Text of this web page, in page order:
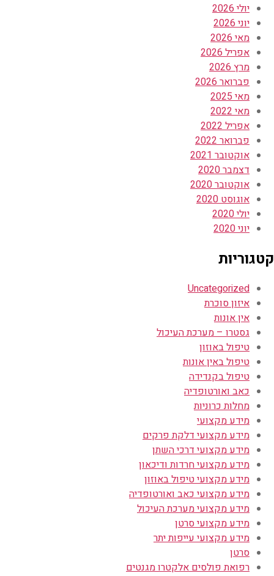
יולי 2026
יוני 2026
מאי 2026
אפריל 2026
מרץ 2026
פברואר 2026
מאי 2025
מאי 2022
אפריל 2022
פברואר 2022
אוקטובר 2021
דצמבר 2020
אוקטובר 2020
אוגוסט 2020
יולי 2020
יוני 2020
קטגוריות
Uncategorized
איזון סוכרת
אין אונות
גסטרו – מערכת העיכול
טיפול באוזון
טיפול באין אונות
טיפול בקנדידה
כאב ואורטופדיה
מחלות כרוניות
מידע מקצועי
מידע מקצועי דלקת פרקים
מידע מקצועי דרכי השתן
מידע מקצועי חרדות ודיכאון
מידע מקצועי טיפול באוזון
מידע מקצועי כאב ואורטופדיה
מידע מקצועי מערכת העיכול
מידע מקצועי סרטן
מידע מקצועי עייפות יתר
סרטן
רפואת פולסים אלקטרו מגנטים